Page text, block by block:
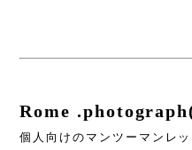
Rome
個人向けのマンツーマンレ